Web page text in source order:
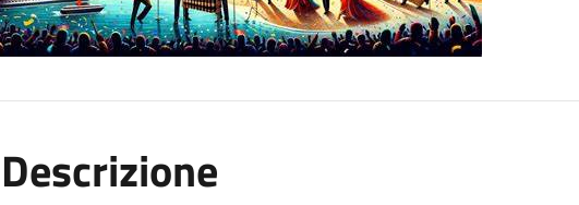
Descrizione